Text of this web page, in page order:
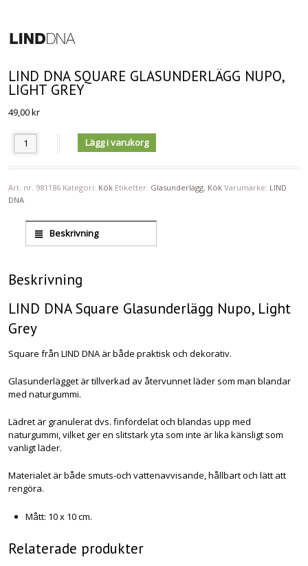
LIND DNA SQUARE GLASUNDERLÄGG NUPO,
LIGHT GREY
49,00kr
Antal Lägg i varukorg
Art. nr. 981186 Kategori: Kök Etiketter: Glasunderlägg, Kök Varumärke: LIND
DNA
Beskrivning
Beskrivning
LIND DNA Square Glasunderlägg Nupo, Light
Grey
Square från LIND DNA är både praktisk och dekorativ.
Glasunderlägget är tillverkad av återvunnet läder som man blandar
med naturgummi.
Lädret är granulerat dvs. finfördelat och blandas upp med
naturgummi, vilket ger en slitstark yta som inte är lika känsligt som
vanligt läder.
Materialet är både smuts-och vattenavvisande, hållbart och lätt att
rengöra.
Mått: 10 x 10 cm.
Relaterade produkter